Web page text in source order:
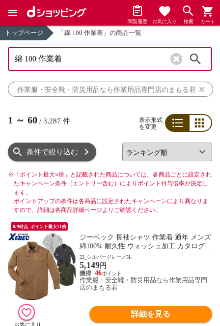
閲覧履歴 お気に入り 検索 カート
トップページ 「綿 100 作業着」の商品一覧
作業服・安全靴・防災用品なら作業用品専門店のまもる君
1 ～ 60 / 3,287 件
表示形式
を変更
条件で絞り込む
※ 「ポイント最大○倍」と記載された商品については、各商品ごとに設定され
たキャンペーン条件（エントリー含む）によりポイント付与倍率が決定し
ます。
ポイントアップの条件は各商品に設定されたキャンペーンにより異なりま
すので、詳細は各商品詳細ページよりご確認ください。
8/9時点_ポイント最大11倍
ジーベック 長袖シャツ 作業着 通年 メンズ
綿100% 耐久性 ウォッシュ加工 カタログ掲
載 作業服 作業シャツ ワーク マン おしゃ
れ 人気 安い 激安 かっこいい かわいい お
すすめ 春夏 秋冬 大きいサイズ 2140シリー
ズ XEBEC 2153
22_シルバーグレー／5L
5,149円
46
作業服・安全靴・防災用品なら作業用品専門
店のまもる君
詳細を見る